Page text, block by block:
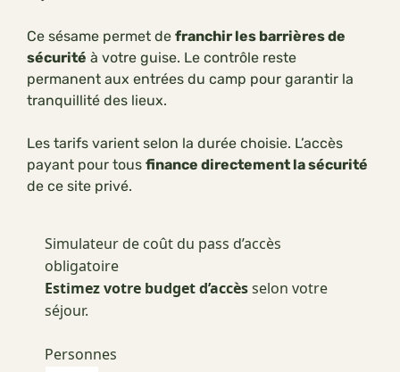
Ce sésame permet de franchir les barrières de
sécurité à votre guise. Le contrôle reste
permanent aux entrées du camp pour garantir la
tranquillité des lieux.
Les tarifs varient selon la durée choisie. L’accès
payant pour tous finance directement la sécurité
de ce site privé.
Simulateur de coût du pass d’accès
obligatoire
Estimez votre budget d’accèsselon votre
séjour.
Personnes